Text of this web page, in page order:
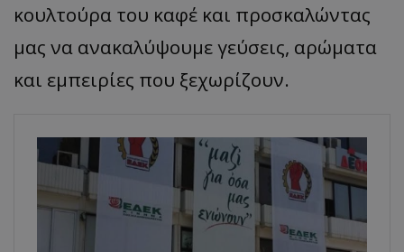
κουλτούρα του καφέ και προσκαλώντας
μας να ανακαλύψουμε γεύσεις, αρώματα
και εμπειρίες που ξεχωρίζουν.